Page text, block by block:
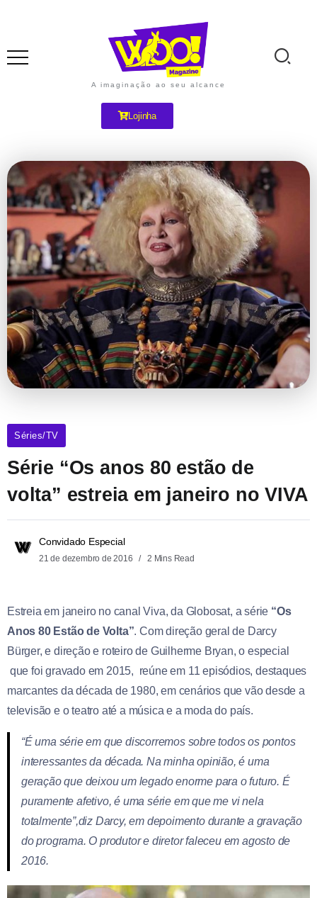
A imaginação ao seu alcance
Lojinha
Séries/TV
Série “Os anos 80 estão de
volta” estreia em janeiro no VIVA
Convidado Especial
21 de dezembro de 2016 2 Mins Read
Estreia em janeiro no canal Viva, da Globosat, a série “Os
Anos 80 Estão de Volta”. Com direção geral de Darcy
Bürger, e direção e roteiro de Guilherme Bryan, o especial
que foi gravado em 2015, reúne em 11 episódios, destaques
marcantes da década de 1980, em cenários que vão desde a
televisão e o teatro até a música e a moda do país.
“É uma série em que discorremos sobre todos os pontos
interessantes da década. Na minha opinião, é uma
geração que deixou um legado enorme para o futuro. É
puramente afetivo, é uma série em que me vi nela
totalmente”,diz Darcy, em depoimento durante a gravação
do programa. O produtor e diretor faleceu em agosto de
2016.